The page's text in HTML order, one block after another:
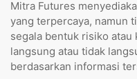
Mitra Futures
yang terpercaya, namun
segala bentuk risiko atau
langsung atau tidak
berdasarkan informasi